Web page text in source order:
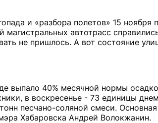
и «разбора полетов» 15
магистральных автотрасс
не пришлось. А вот состояние
выпало 40% месячной нормы
в воскресенье - 73 единицы
песчано-соляной смеси.
Хабаровска Андрей Волокжанин.